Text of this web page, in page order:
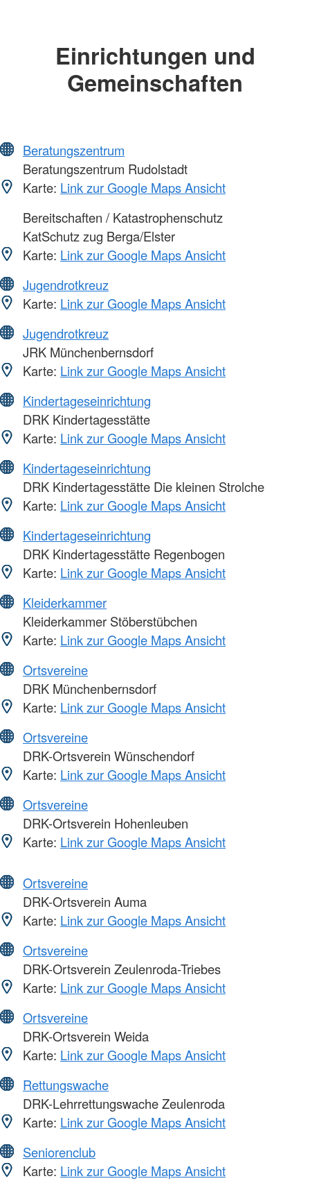
Einrichtungen und
Gemeinschaften
Beratungszentrum
Beratungszentrum Rudolstadt
Karte: Link zur Google Maps Ansicht
Bereitschaften / Katastrophenschutz
KatSchutz zug Berga/Elster
Karte: Link zur Google Maps Ansicht
Jugendrotkreuz
Karte: Link zur Google Maps Ansicht
Jugendrotkreuz
JRK Münchenbernsdorf
Karte: Link zur Google Maps Ansicht
Kindertageseinrichtung
DRK Kindertagesstätte
Karte: Link zur Google Maps Ansicht
Kindertageseinrichtung
DRK Kindertagesstätte Die kleinen Strolche
Karte: Link zur Google Maps Ansicht
Kindertageseinrichtung
DRK Kindertagesstätte Regenbogen
Karte: Link zur Google Maps Ansicht
Kleiderkammer
Kleiderkammer Stöberstübchen
Karte: Link zur Google Maps Ansicht
Ortsvereine
DRK Münchenbernsdorf
Karte: Link zur Google Maps Ansicht
Ortsvereine
DRK-Ortsverein Wünschendorf
Karte: Link zur Google Maps Ansicht
Ortsvereine
DRK-Ortsverein Hohenleuben
Karte: Link zur Google Maps Ansicht
Ortsvereine
DRK-Ortsverein Auma
Karte: Link zur Google Maps Ansicht
Ortsvereine
DRK-Ortsverein Zeulenroda-Triebes
Karte: Link zur Google Maps Ansicht
Ortsvereine
DRK-Ortsverein Weida
Karte: Link zur Google Maps Ansicht
Rettungswache
DRK-Lehrrettungswache Zeulenroda
Karte: Link zur Google Maps Ansicht
Seniorenclub
Karte: Link zur Google Maps Ansicht